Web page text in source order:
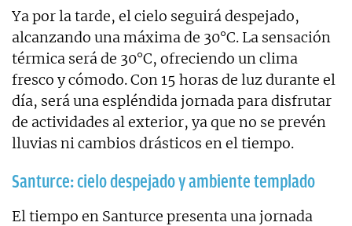
Ya por la tarde, el cielo seguirá despejado,
alcanzando una máxima de 30°C. La sensación
térmica será de 30°C, ofreciendo un clima
fresco y cómodo. Con 15 horas de luz durante el
día, será una espléndida jornada para disfrutar
de actividades al exterior, ya que no se prevén
lluvias ni cambios drásticos en el tiempo.
Santurce: cielo despejado y ambiente templado
El tiempo en Santurce presenta una jornada